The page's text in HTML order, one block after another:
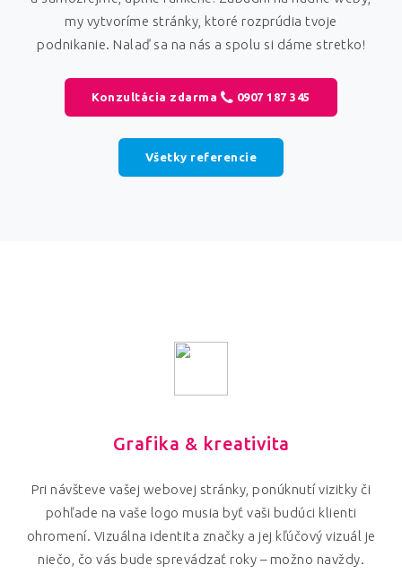
my vytvoríme stránky, ktoré rozprúdia tvoje
podnikanie. Nalaď sa na nás a spolu si dáme stretko!
Konzultácia zdarma 0907 187 345
Všetky referencie
Grafika & kreativita
Pri návšteve vašej webovej stránky, ponúknutí vizitky či
pohľade na vaše logo musia byť vaši budúci klienti
ohromení. Vizuálna identita značky a jej kľúčový vizuál je
niečo, čo vás bude sprevádzať roky – možno navždy.